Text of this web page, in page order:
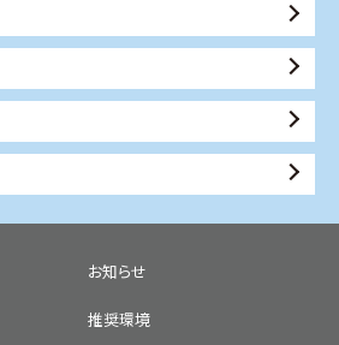
お知らせ
推奨環境